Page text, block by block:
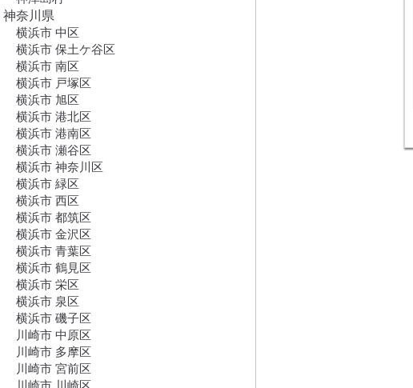
神奈川県
横浜市 中区
横浜市 保土ケ谷区
横浜市 南区
横浜市 戸塚区
横浜市 旭区
横浜市 港北区
横浜市 港南区
横浜市 瀬谷区
横浜市 神奈川区
横浜市 緑区
横浜市 西区
横浜市 都筑区
横浜市 金沢区
横浜市 青葉区
横浜市 鶴見区
横浜市 栄区
横浜市 泉区
横浜市 磯子区
川崎市 中原区
川崎市 多摩区
川崎市 宮前区
川崎市 川崎区